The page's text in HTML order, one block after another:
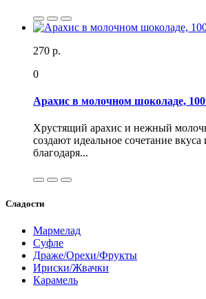
270 р.
0
Арахис в молочном шоколаде,
Хрустящий арахис и нежный
создают идеальное сочетание
благодаря...
Сладости
Мармелад
Суфле
Драже/Орехи/Фрукты
Ириски/Жвачки
Карамель